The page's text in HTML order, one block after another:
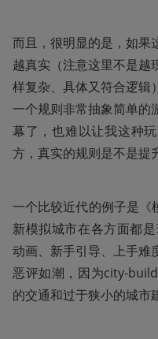
而且，很明显的是，如果
越真实（注意这里不是
样复杂、具体又符合逻辑
一个规则非常抽象简单的
幕了，也难以让我这种
方，真实的规则是不是提
一个比较近代的例子是
新模拟城市在各方面都
动画、新手引导、上手
恶评如潮，因为city-
的交通和过于狭小的城市